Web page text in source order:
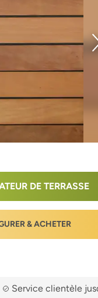
DE TERRASSE
& ACHETER
Service clientèle